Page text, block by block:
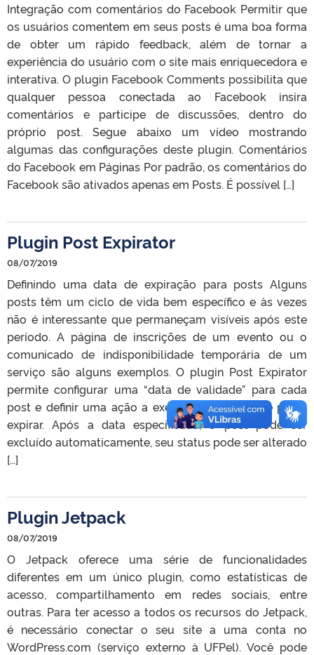
Integração com comentários do Facebook Permitir que
os usuários comentem em seus posts é uma boa forma
de obter um rápido feedback, além de tornar a
experiência do usuário com o site mais enriquecedora e
interativa. O plugin Facebook Comments possibilita que
qualquer pessoa conectada ao Facebook insira
comentários e participe de discussões, dentro do
próprio post. Segue abaixo um vídeo mostrando
algumas das configurações deste plugin. Comentários
do Facebook em Páginas Por padrão, os comentários do
Facebook são ativados apenas em Posts. É possível […]
Plugin Post Expirator
08/07/2019
Definindo uma data de expiração para posts Alguns
posts têm um ciclo de vida bem específico e às vezes
não é interessante que permaneçam visíveis após este
período. A página de inscrições de um evento ou o
comunicado de indisponibilidade temporária de um
serviço são alguns exemplos. O plugin Post Expirator
permite configurar uma “data de validade” para cada
post e definir uma ação a executar quando esse prazo
expirar. Após a data especificada, o post pode ser
excluído automaticamente, seu status pode ser alterado
[…]
Plugin Jetpack
08/07/2019
O Jetpack oferece uma série de funcionalidades
diferentes em um único plugin, como estatísticas de
acesso, compartilhamento em redes sociais, entre
outras. Para ter acesso a todos os recursos do Jetpack,
é necessário conectar o seu site a uma conta no
WordPress.com (serviço externo à UFPel). Você pode